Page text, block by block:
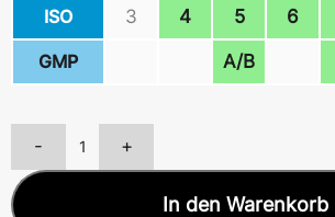
ISO 3 4 5 6
GMP A/B
- +
In den Warenkorb